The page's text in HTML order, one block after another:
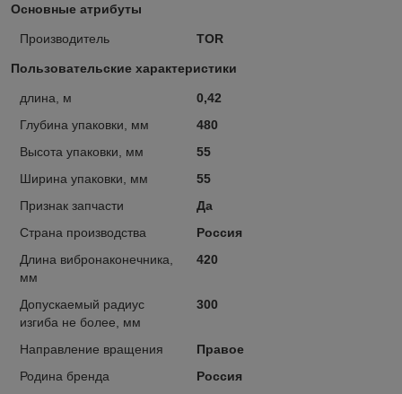
Основные атрибуты
Производитель TOR
Пользовательские характеристики
длина, м
0,42
Глубина упаковки, мм
480
Высота упаковки, мм
55
Ширина упаковки, мм
55
Признак запчасти
Да
Страна производства
Россия
Длина вибронаконечника,
мм
420
Допускаемый радиус
изгиба не более, мм
300
Направление вращения
Правое
Родина бренда
Россия